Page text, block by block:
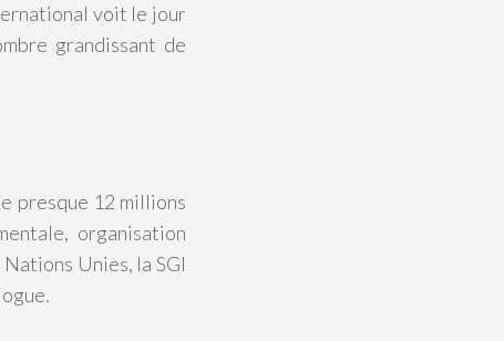
voit le jour
grandissant de
presque 12 millions
organisation
Unies, la SGI